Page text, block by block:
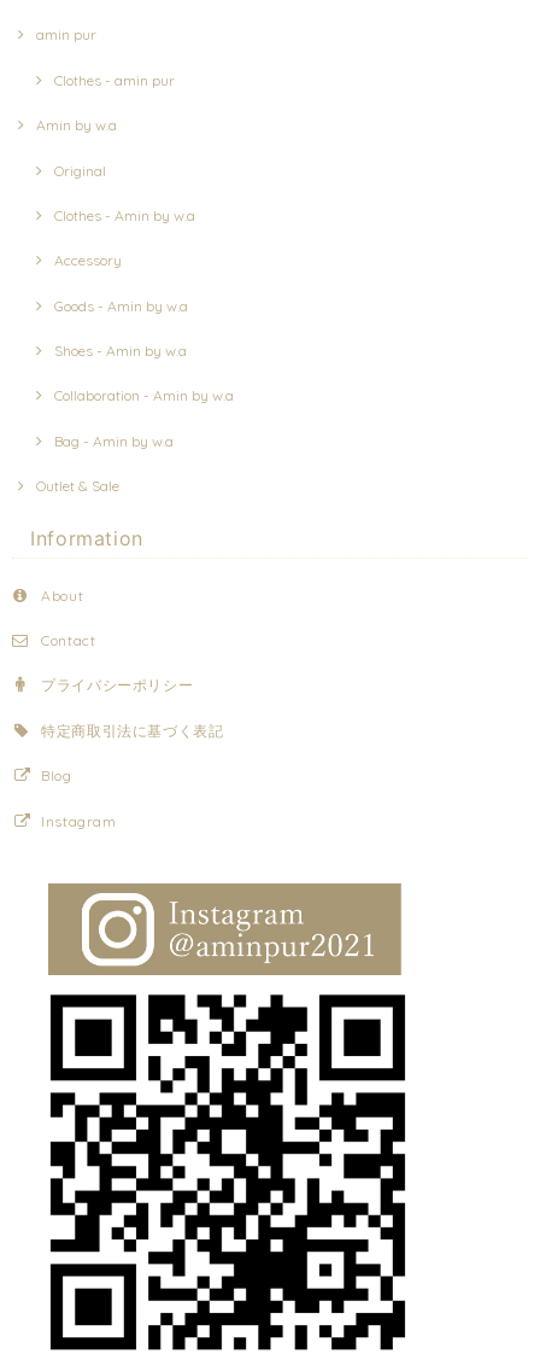
amin pur
Clothes - amin pur
Amin by w.a
Original
Clothes - Amin by w.a
Accessory
Goods - Amin by w.a
Shoes - Amin by w.a
Collaboration - Amin by w.a
Bag - Amin by w.a
Outlet & Sale
Information
About
Contact
プライバシーポリシー
特定商取引法に基づく表記
Blog
Instagram